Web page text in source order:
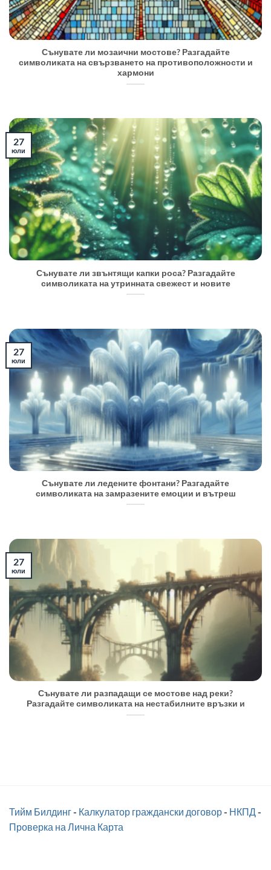
Сънувате ли мозаични мостове? Разгадайте
символиката на свързването на противоположности и
хармони
Сънувате ли звънтящи капки роса? Разгадайте
символиката на утринната свежест и новите
27
юли
Сънувате ли ледените фонтани? Разгадайте
символиката на замразените емоции и вътреш
27
юли
Сънувате ли разпадащи се мостове над реки?
Разгадайте символиката на нестабилните връзки и
27
юли
Тийм Билдинг- Калкулатор граждански договор- НКПД-
Проверка на Лична Карта